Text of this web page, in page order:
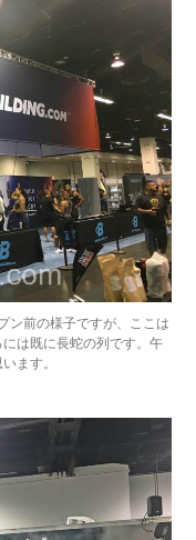
ン前の様子ですが、ここは
は既に長蛇の列です。午
ます。